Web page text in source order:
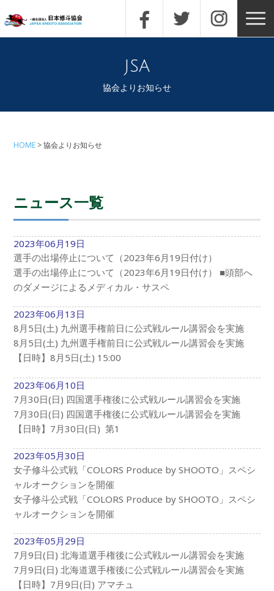
jsa
協会よりお知らせ
HOME 協会よりお知らせ
ニュース一覧
2023年06月19日
選手の出場停止について（2023年6月19日付け）
選手の出場停止について（2023年6月19日付け） ■頭部へ
のダメージによるメディカル・サスペ
2023年06月13日
8月5日(土) 九州選手権前日に公式戦ルール講習会を実施
8月5日(土) 九州選手権前日に公式戦ルール講習会を実施
【日時】8月5日(土) 15:00
2023年06月10日
7月30日(日) 四国選手権後に公式戦ルール講習会を実施
7月30日(日) 四国選手権後に公式戦ルール講習会を実施
【日時】7月30日(日) 第1
2023年05月30日
女子修斗公式戦「COLORS Produce by SHOOTO」スペシ
ャルオークションを開催
女子修斗公式戦「COLORS Produce by SHOOTO」スペシ
ャルオークションを開催
2023年05月29日
7月9日(日) 北海道選手権後に公式戦ルール講習会を実施
7月9日(日) 北海道選手権後に公式戦ルール講習会を実施
【日時】7月9日(日) アマチュ